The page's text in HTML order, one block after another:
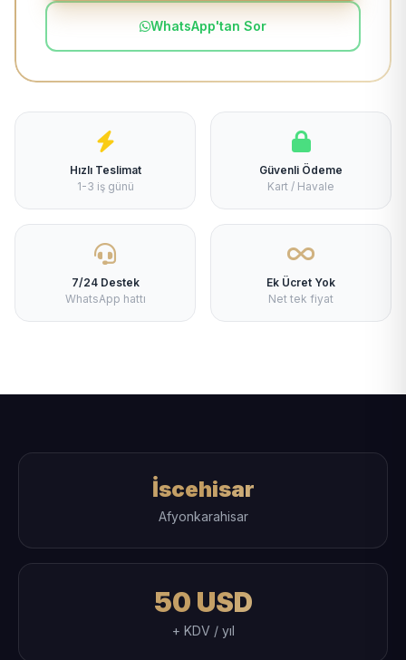
WhatsApp'tan Sor
Hızlı Teslimat
1-3 iş günü
Güvenli Ödeme
Kart / Havale
7/24 Destek
WhatsApp hattı
Ek Ücret Yok
Net tek fiyat
İscehisar
Afyonkarahisar
50 USD
+ KDV / yıl